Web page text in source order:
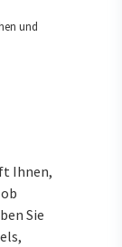
und
Ihnen,
Sie